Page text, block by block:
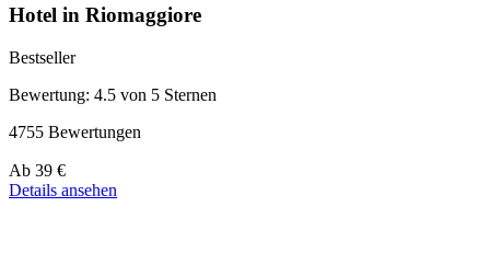
Hotel in Riomaggiore
Bestseller
Bewertung: 4.5 von 5 Sternen
4755 Bewertungen
Preis
ab
Ab 39 €
Details ansehen